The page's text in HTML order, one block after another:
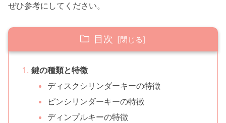
ぜひ参考にしてください。
目次
鍵の種類と特徴
ディスクシリンダーキーの特徴
ピンシリンダーキーの特徴
ディンプルキーの特徴